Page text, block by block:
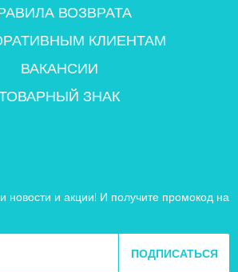
ВОЗВРАТА
КЛИЕНТАМ
ВАКАНСИИ
ЗНАК
новости и акции! И получите промокод на
ПОДПИСАТЬСЯ